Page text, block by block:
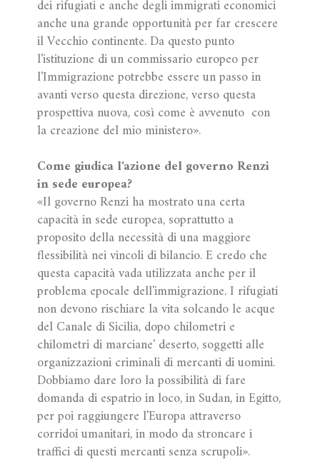
dei rifugiati e anche degli immigrati economici
anche una grande opportunità per far crescere
il Vecchio continente. Da questo punto
l'istituzione di un commissario europeo per
l'Immigrazione potrebbe essere un passo in
avanti verso questa direzione, verso questa
prospettiva nuova, così come è avvenuto con
la creazione del mio ministero».
Come giudica l'azione del governo Renzi
in sede europea?
«Il governo Renzi ha mostrato una certa
capacità in sede europea, soprattutto a
proposito della necessità di una maggiore
flessibilità nei vincoli di bilancio. E credo che
questa capacità vada utilizzata anche per il
problema epocale dell'immigrazione. I rifugiati
non devono rischiare la vita solcando le acque
del Canale di Sicilia, dopo chilometri e
chilometri di marciane' deserto, soggetti alle
organizzazioni criminali di mercanti di uomini.
Dobbiamo dare loro la possibilità di fare
domanda di espatrio in loco, in Sudan, in Egitto,
per poi raggiungere l'Europa attraverso
corridoi umanitari, in modo da stroncare i
traffici di questi mercanti senza scrupoli».